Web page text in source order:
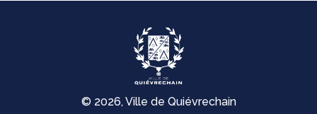
© 2026, Ville de Quiévrechain